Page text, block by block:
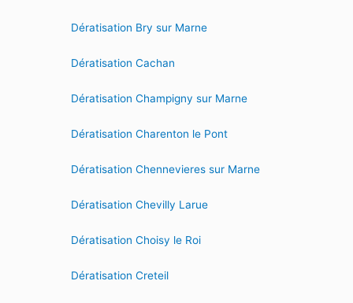
Dératisation Bry sur Marne
Dératisation Cachan
Dératisation Champigny sur Marne
Dératisation Charenton le Pont
Dératisation Chennevieres sur Marne
Dératisation Chevilly Larue
Dératisation Choisy le Roi
Dératisation Creteil